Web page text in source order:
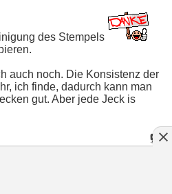
des Stempels
auch noch. Die Konsistenz der
ich finde, dadurch kann man
gut. Aber jede Jeck is